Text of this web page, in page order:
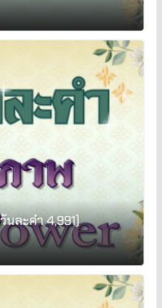
ละคำ 4,991)